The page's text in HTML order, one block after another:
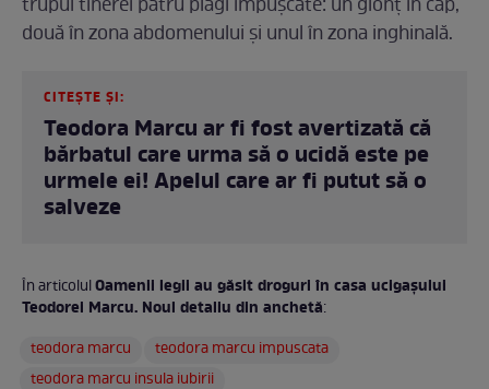
trupul tinerei patru plăgi împușcate: un glonț în cap,
două în zona abdomenului și unul în zona inghinală.
CITEȘTE ȘI:
Teodora Marcu ar fi fost avertizată că
bărbatul care urma să o ucidă este pe
urmele ei! Apelul care ar fi putut să o
salveze
În articolulOamenii legii au găsit droguri în casa ucigașului
Teodorei Marcu. Noul detaliu din anchetă:
teodora marcu
teodora marcu impuscata
teodora marcu insula iubirii